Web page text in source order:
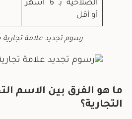
الصلاحية بـ 6 أشهر
أو أقل
رسوم تجديد علامة
ما هو الفرق بين الاسم
التجارية؟